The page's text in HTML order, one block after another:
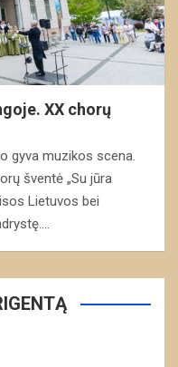
XX chorų
gyva muzikos scena.
šventė „Su jūra
Lietuvos bei